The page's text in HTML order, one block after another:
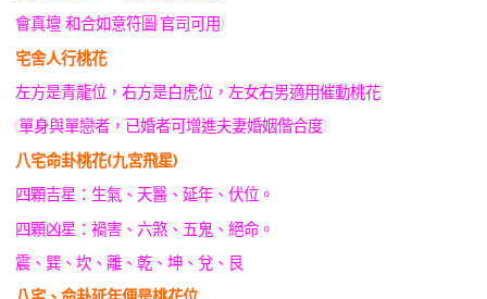
會真壇 和合如意符圖(官司可用)
宅舍人行桃花
左方是青龍位，右方是白虎位，左女右男適用催動桃花
(單身與單戀者，已婚者可增進夫妻婚姻偕合度)
八宅命卦桃花(九宮飛星)
四顆吉星：生氣、天醫、延年、伏位。
四顆凶星：禍害、六煞、五鬼、絕命。
震、巽、坎、離、乾、坤、兌、艮